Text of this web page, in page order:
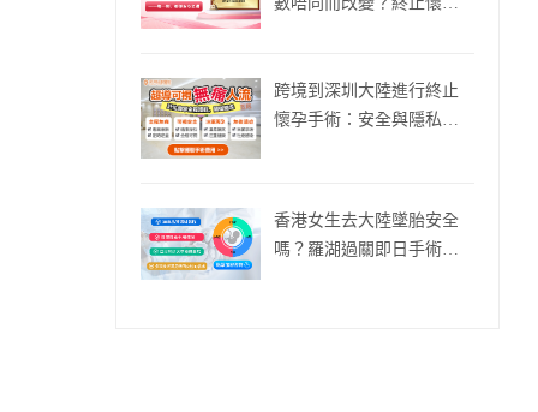
數唔同而改變？終止懷孕
跨境到深圳大陸進行終止
懷孕手術：安全與隱私能
香港女生去大陸墜胎安全
嗎？羅湖過關即日手術流